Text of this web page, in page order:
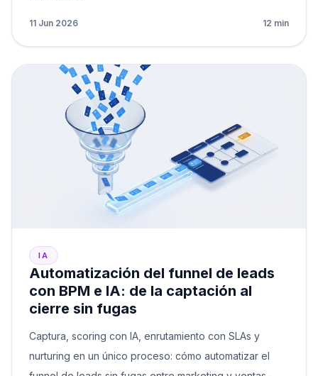
11 Jun 2026 12 min
IA
Automatización del funnel de leads
con BPM e IA: de la captación al
cierre sin fugas
Captura, scoring con IA, enrutamiento con SLAs y
nurturing en un único proceso: cómo automatizar el